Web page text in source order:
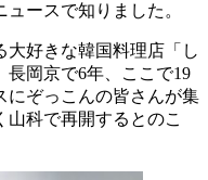
ースで知りました。
大好きな韓国料理店「し
長岡京で6年、ここで19
にぞっこんの皆さんが集
山科で再開するとのこ